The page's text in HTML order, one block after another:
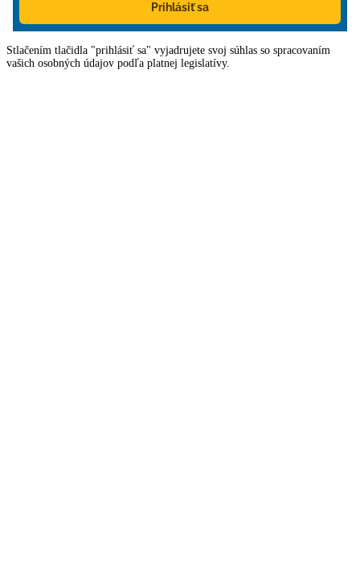
Prihlásiť sa
Stlačením tlačidla "prihlásiť sa" vyjadrujete svoj súhlas so spracovaním
vašich osobných údajov podľa platnej legislatívy.